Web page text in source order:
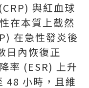
與紅血球
在本質上截然
在急性發炎後
日內恢復正
率 (ESR) 上升
48 小時，且維